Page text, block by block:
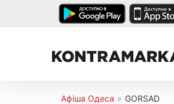
Афіша Одеса » GORSAD